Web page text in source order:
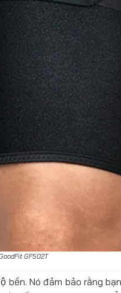
GF502T
Nó đảm bảo rằng